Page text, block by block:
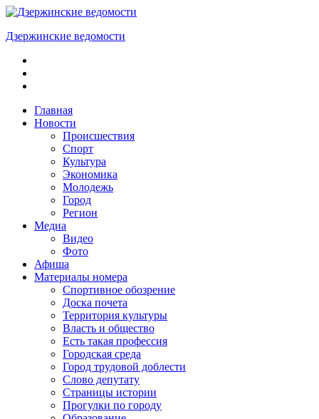
Skip
content
Дзержинские ведомости
ОБЩЕСТВЕННО-
ПОЛИТИЧЕСКАЯ
ГАЗЕТАГлавная
Новости
Происшествия
Спорт
Культура
Экономика
Молодежь
Город
Регион
Медиа
Видео
Фото
Афиша
Материалы номера
Спортивное обозрение
Доска почета
Территория культуры
Власть и общество
Есть такая профессия
Городская среда
Город трудовой доблести
Слово депутату
Страницы истории
Прогулки по городу